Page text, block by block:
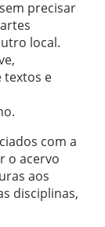
precisar
local.
textos e
com a
o acervo
aos
disciplinas,